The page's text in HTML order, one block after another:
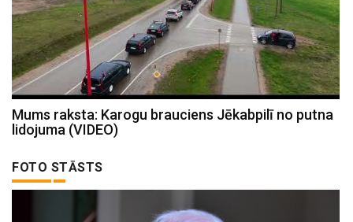
Mums raksta: Karogu brauciens Jēkabpilī no putna
lidojuma (VIDEO)
FOTO STĀSTS